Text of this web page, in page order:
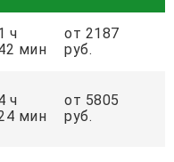
ч
мин
от 2187
руб.
ч
мин
от 5805
руб.